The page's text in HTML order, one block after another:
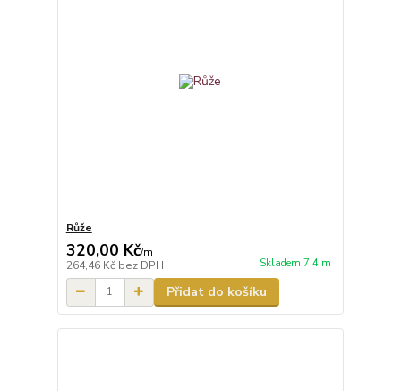
Růže
320,00 Kč/m
264,46 Kč bez DPH Skladem 7.4 m
Přidat do košíku